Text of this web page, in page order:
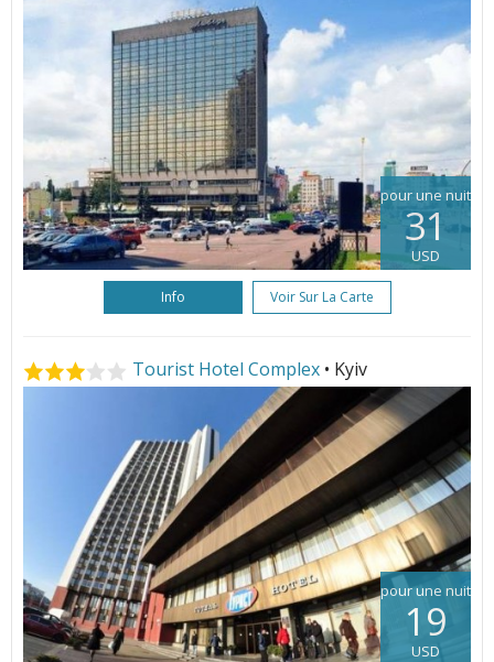
pour une nuit
31
USD
Info Voir Sur La Carte
Tourist Hotel Complex • Kyiv
pour une nuit
19
USD